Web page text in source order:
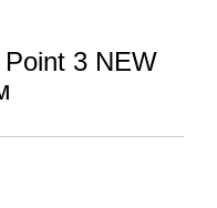
3 NEW